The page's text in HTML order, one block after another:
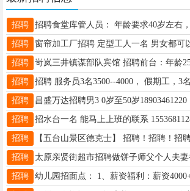
招聘
招聘
招聘
招聘
招聘 昌盛万达招聘男3 0岁至50岁18903461220
招聘
招聘
招聘
招聘